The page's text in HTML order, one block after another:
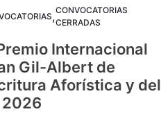
,CONVOCATORIAS
CERRADAS
Internacional
Gil-Albert de
Aforística y del
2026